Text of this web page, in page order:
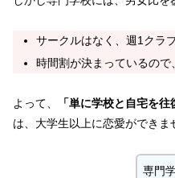
サークルはなく、週1クラブ
時間割が決まっているの
よって、 「単に学校と自宅を
は、大学生以上に恋愛ができま
専門